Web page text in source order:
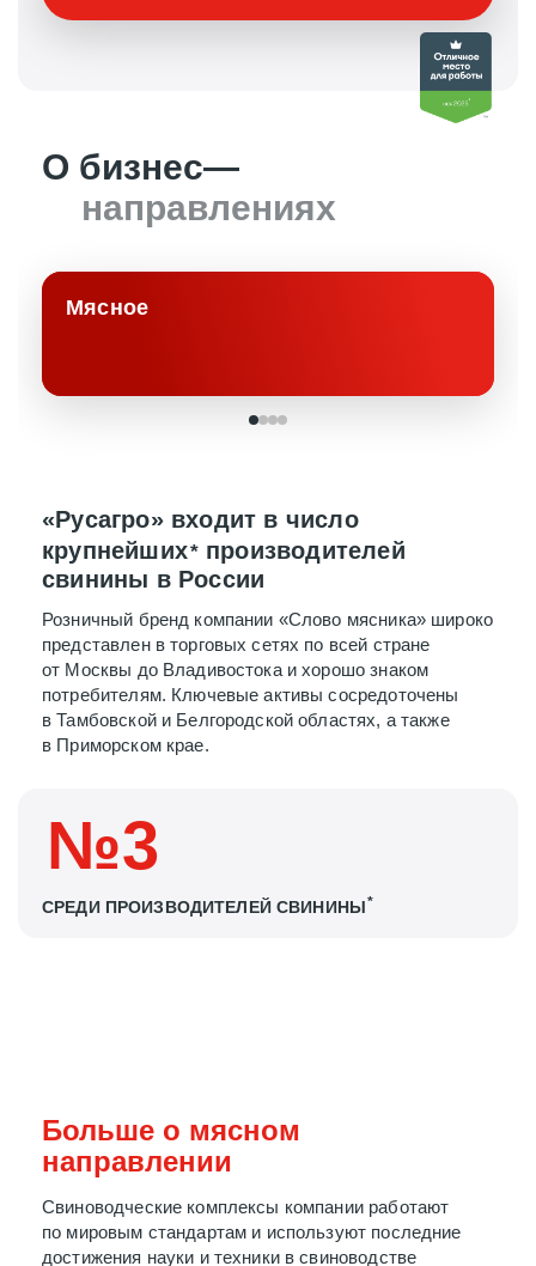
О бизнес—
направлениях
Мясное
«Русагро» входит в число
крупнейших*производителей
свинины в России
Розничный бренд компании «Слово мясника» широко
представлен в торговых сетях по всей стране
от Москвы до Владивостока и хорошо знаком
потребителям. Ключевые активы сосредоточены
в Тамбовской и Белгородской областях, а также
в Приморском крае.
№3
СРЕДИ ПРОИЗВОДИТЕЛЕЙ СВИНИНЫ*
Больше о мясном
направлении
Свиноводческие комплексы компании работают
по мировым стандартам и используют последние
достижения науки и техники в свиноводстве